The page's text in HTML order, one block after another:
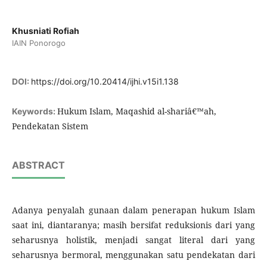
Khusniati Rofiah
IAIN Ponorogo
DOI: https://doi.org/10.20414/ijhi.v15i1.138
Keywords: Hukum Islam, Maqashid al-shariâ€™ah,
Pendekatan Sistem
ABSTRACT
Adanya penyalah gunaan dalam penerapan hukum Islam
saat ini, diantaranya; masih bersifat reduksionis dari yang
seharusnya holistik, menjadi sangat literal dari yang
seharusnya bermoral, menggunakan satu pendekatan dari